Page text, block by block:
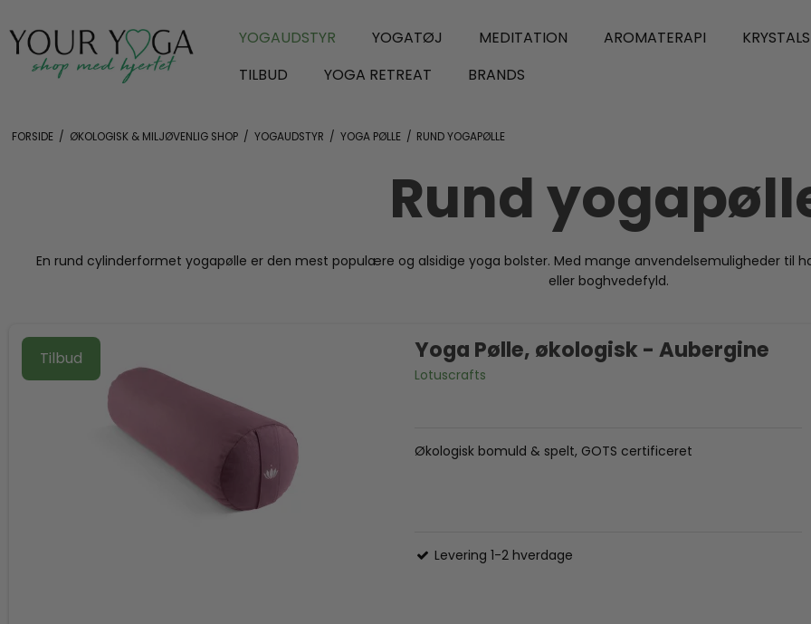
YOGAUDSTYR YOGATØJ MEDITATION AROMATERAPI
TILBUD
YOGA RETREAT BRANDS
FORSIDE / ØKOLOGISK & MILJØVENLIG SHOP / YOGAUDSTYR / YOGA PØLLE / RUND YOGAPØLLE
Rund
En rund cylinderformet yogapølle er den mest populære og alsidige yoga bolster. Med mange anvendelsemuligheder til
eller boghvedefyld.
Tilbud Yoga Pølle, økologisk - Aubergine
Lotuscrafts
Økologisk bomuld & spelt, GOTS certificeret
Levering 1-2 hverdage